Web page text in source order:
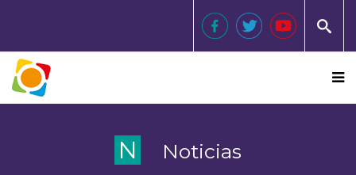
N Noticias